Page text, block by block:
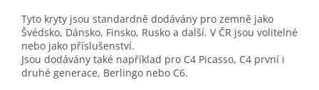
Tyto kryty jsou standardně dodávány pro zemně jako
Švédsko, Dánsko, Finsko, Rusko a další. V ČR jsou volitelné
nebo jako příslušenství.
Jsou dodávány také například pro C4 Picasso, C4 první i
druhé generace, Berlingo nebo C6.